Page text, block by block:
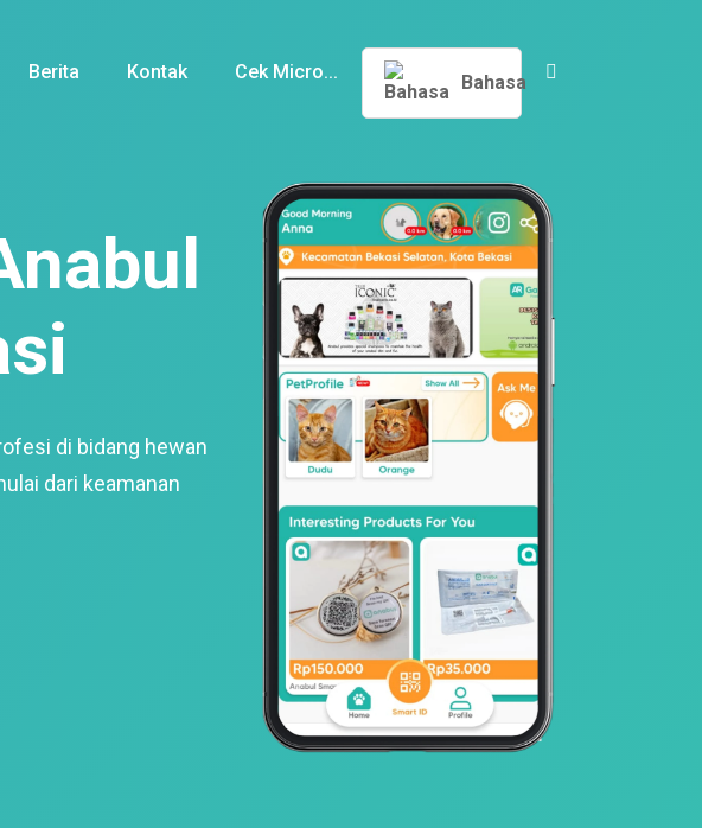
Berita Kontak Cek Micro... Bahasa
di bidang hewan
dari keamanan